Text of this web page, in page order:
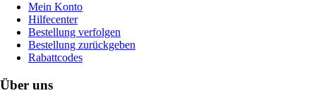
Mein Konto
Hilfecenter
Bestellung verfolgen
Bestellung zurückgeben
Rabattcodes
Über uns